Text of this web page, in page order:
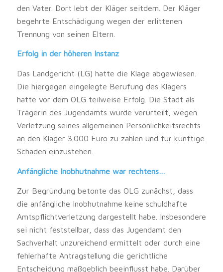
den Vater. Dort lebt der Kläger seitdem. Der Kläger
begehrte Entschädigung wegen der erlittenen
Trennung von seinen Eltern.
Erfolg in der höheren Instanz
Das Landgericht (LG) hatte die Klage abgewiesen.
Die hiergegen eingelegte Berufung des Klägers
hatte vor dem OLG teilweise Erfolg. Die Stadt als
Trägerin des Jugendamts wurde verurteilt, wegen
Verletzung seines allgemeinen Persönlichkeitsrechts
an den Kläger 3.000 Euro zu zahlen und für künftige
Schäden einzustehen.
Anfängliche Inobhutnahme war rechtens…
Zur Begründung betonte das OLG zunächst, dass
die anfängliche Inobhutnahme keine schuldhafte
Amtspflichtverletzung dargestellt habe. Insbesondere
sei nicht feststellbar, dass das Jugendamt den
Sachverhalt unzureichend ermittelt oder durch eine
fehlerhafte Antragstellung die gerichtliche
Entscheidung maßgeblich beeinflusst habe. Darüber